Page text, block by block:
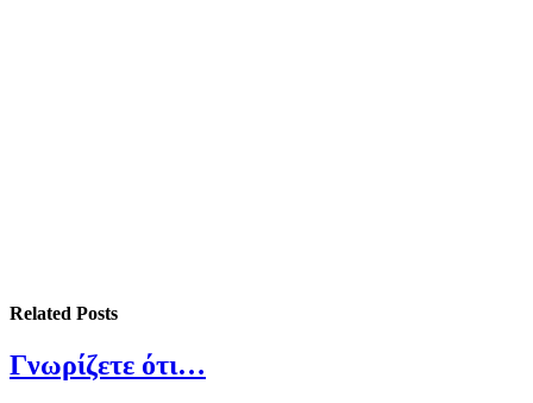
Related Posts
Γνωρίζετε ότι…